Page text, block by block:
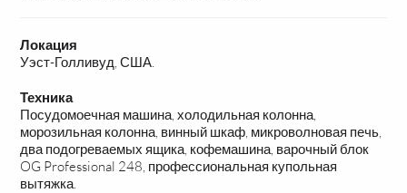
Локация
Уэст-Голливуд, США.
Техника
Посудомоечная машина, холодильная колонна,
морозильная колонна, винный шкаф, микроволновая печь,
два подогреваемых ящика, кофемашина, варочный блок
OG Professional 248, профессиональная купольная
вытяжка.